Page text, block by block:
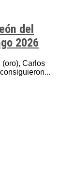
del
2026
(oro), Carlos